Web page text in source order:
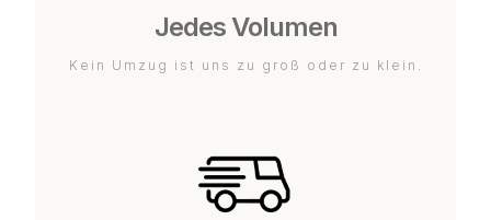
Jedes Volumen
Kein Umzug ist uns zu groß oder zu klein.